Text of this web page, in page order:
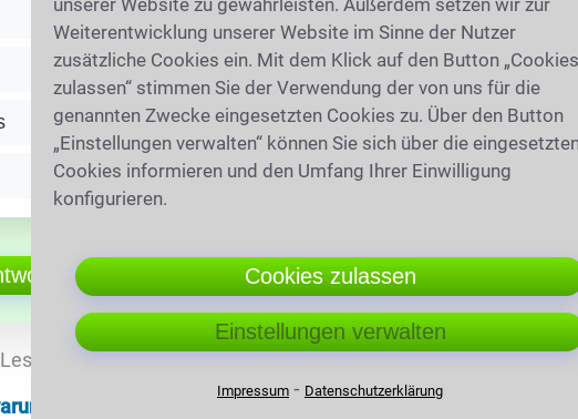
überprüfen
ca. 3 Minuten
ist er wichtig?
unserer Website zu gewährleisten. Außerdem setzen wir zur
Weiterentwicklung unserer Website im Sinne der Nutzer
zusätzliche Cookies ein. Mit dem Klick auf den Button „Cookies
zulassen“ stimmen Sie der Verwendung der von uns für die
genannten Zwecke eingesetzten Cookies zu. Über den Button
„Einstellungen verwalten“ können Sie sich über die
Cookies informieren und den Umfang Ihrer Einwilligung
konfigurieren.
Cookies zulassen
Einstellungen verwalten
Impressum ⁃ Datenschutzerklärung